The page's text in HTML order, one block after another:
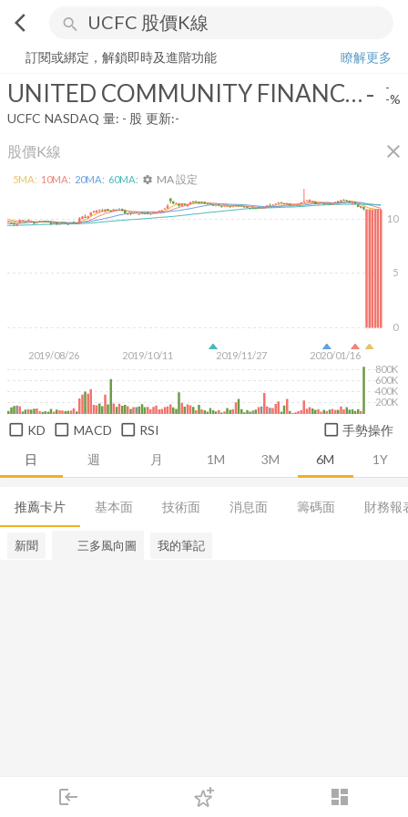
arrow_back_ios search
login dashboard
下單
UNITED COMMUNITY FINANCIAL CORP
訂閱或綁定，解鎖即時及進階功能
瞭解更多
UNITED COMMUNITY FINANCIAL CORP- -
-%
UCFC NASDAQ 量: - 股 更新:-
股價K線 close
日 週 月 1M 3M 6M 1Y
2019/08/26 2019/10/11 2019/11/27 2020/01/16
0
5
10
200K
400K
600K
800K
5MA: 10MA: 20MA: 60MA: settings MA 設定
KD MACD RSI 手勢操作
推薦卡片 基本面 技術面 消息面 籌碼面 財務報
新聞 三多風向圖 我的筆記